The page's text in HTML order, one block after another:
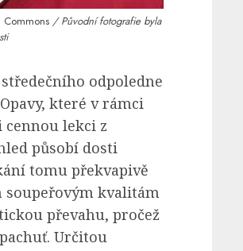
/ Původní fotografie byla
odpoledne
které v rámci
lekci z
působí dosti
tomu překvapivě
soupeřovým kvalitám
převahu, pročež
Určitou